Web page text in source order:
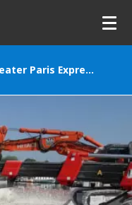
Greater Paris Express (France), T2A & T3A tunneling partial sections - FR